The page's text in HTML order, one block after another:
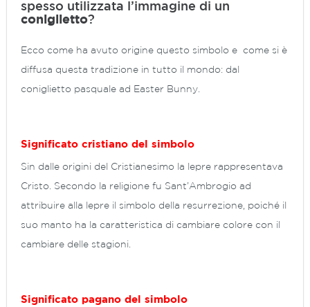
spesso utilizzata l’immagine di un
coniglietto?
Ecco come ha avuto origine questo simbolo e come si è
diffusa questa tradizione in tutto il mondo: dal
coniglietto pasquale ad Easter Bunny.
Significato cristiano del simbolo
Sin dalle origini del Cristianesimo la lepre rappresentava
Cristo. Secondo la religione fu Sant’Ambrogio ad
attribuire alla lepre il simbolo della resurrezione, poiché il
suo manto ha la caratteristica di cambiare colore con il
cambiare delle stagioni.
Significato pagano del simbolo